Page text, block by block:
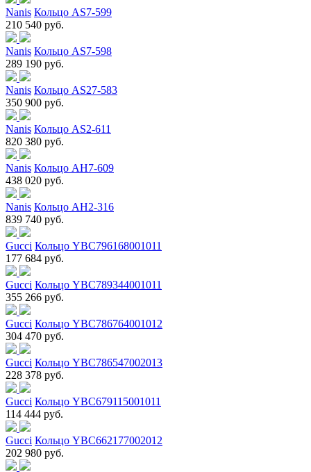
Nanis Кольцо AS7-599
210 540 руб.
Nanis Кольцо AS7-598
289 190 руб.
Nanis Кольцо AS27-583
350 900 руб.
Nanis Кольцо AS2-611
820 380 руб.
Nanis Кольцо AH7-609
438 020 руб.
Nanis Кольцо AH2-316
839 740 руб.
Gucci Кольцо YBC796168001011
177 684 руб.
Gucci Кольцо YBC789344001011
355 266 руб.
Gucci Кольцо YBC786764001012
304 470 руб.
Gucci Кольцо YBC786547002013
228 378 руб.
Gucci Кольцо YBC679115001011
114 444 руб.
Gucci Кольцо YBC662177002012
202 980 руб.